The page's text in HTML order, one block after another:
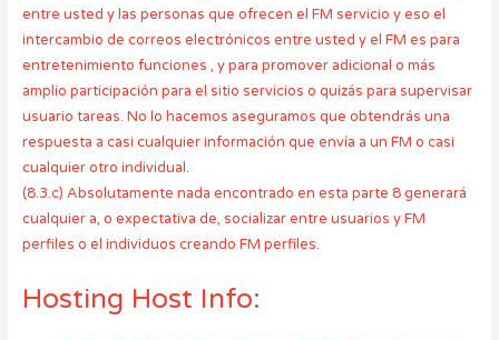
entre usted y las personas que ofrecen el FM servicio y eso el
intercambio de correos electrónicos entre usted y el FM es para
entretenimiento funciones , y para promover adicional o más
amplio participación para el sitio servicios o quizás para supervisar
usuario tareas. No lo hacemos aseguramos que obtendrás una
respuesta a casi cualquier información que envía a un FM o casi
cualquier otro individual.
(8.3.c) Absolutamente nada encontrado en esta parte 8 generará
cualquier a, o expectativa de, socializar entre usuarios y FM
perfiles o el individuos creando FM perfiles.
Hosting Host Info: